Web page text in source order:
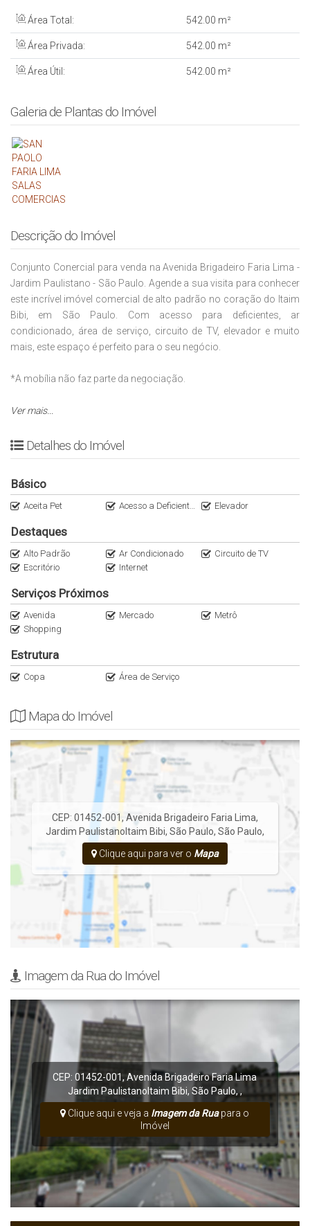
Área Total: 542.00 m²
Área Privada: 542.00 m²
Área Útil: 542.00 m²
Galeria de Plantas do Imóvel
Descrição do Imóvel
Conjunto Conercial para venda na Avenida Brigadeiro Faria Lima -
Jardim Paulistano - São Paulo. Agende a sua visita para conhecer
este incrível imóvel comercial de alto padrão no coração do Itaim
Bibi, em São Paulo. Com acesso para deficientes, ar
condicionado, área de serviço, circuito de TV, elevador e muito
mais, este espaço é perfeito para o seu negócio.
*A mobília não faz parte da negociação.
Localizado na famosa Avenida Brigadeiro Faria Lima, próximo ao
imóvel oferece tudo o que você precisa para o sucesso da sua
empresa.
Com 7 banheiros, 16 vagas de garagem e uma área total de 542
m², este imóvel é ideal para quem busca conforto, segurança e
23.310.000,00.
Agende já a sua visita e garanta o seu espaço neste endereço
privilegiado em São Paulo.
A Imobiliária Italiana Consultoria é especialista em imóveis de Alto
Padrão nos principais endereços da Zona Oeste e Sul de São
Paulo. Fale conosco WhatsApp (11)95116.2558. Encontre
opções nas nossas redes sociais @Italianaconsultoria.
Ver mais...
Detalhes do Imóvel
Básico
Aceita Pet Acesso a Deficientes Elevador
Destaques
Alto Padrão Ar Condicionado
Circuito de TV
Escritório
Internet
Serviços Próximos
Avenida Mercado
Metrô
Shopping
Estrutura
Copa Área de Serviço
Mapa do Imóvel
CEP: 01452-001 , Avenida Brigadeiro Faria Lima,
Jardim Paulistano Itaim Bibi, São Paulo, São Paulo,
Clique aqui para ver o Mapa
Imagem da Rua do Imóvel
CEP: 01452-001,Avenida Brigadeiro Faria Lima
Jardim Paulistano Itaim Bibi, São Paulo,,
Clique aqui e veja a Imagem da Ruapara o
Imóvel